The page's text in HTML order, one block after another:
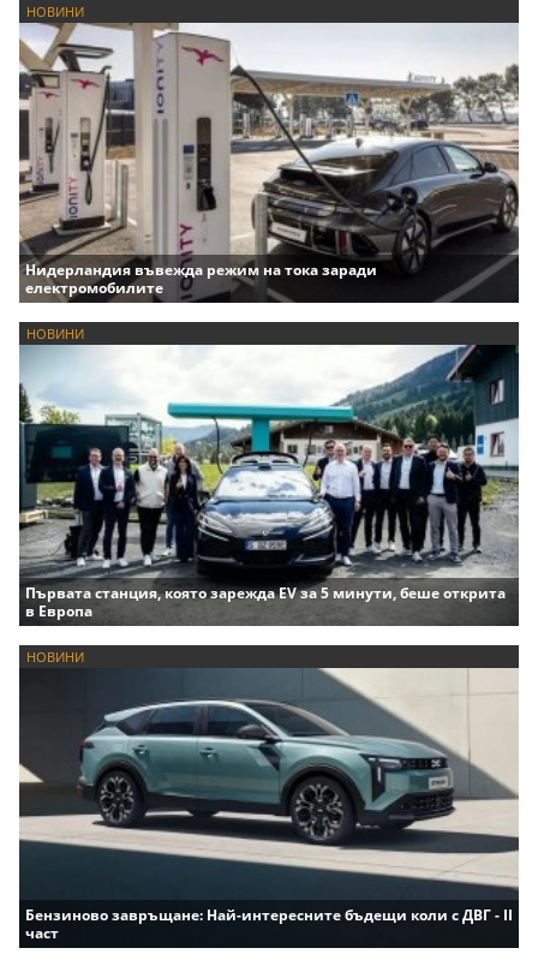
НОВИНИ
Нидерландия въвежда режим на тока заради
електромобилите
НОВИНИ
Първата станция, която зарежда EV за 5 минути, беше открита
в Европа
НОВИНИ
Бензиново завръщане: Най-интересните бъдещи коли с ДВГ - II
част